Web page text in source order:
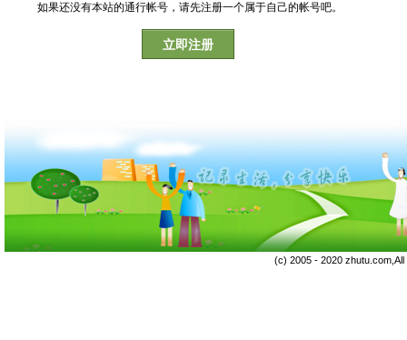
如果还没有本站的通行帐号，请先注册一个属于自己的帐号吧。
立即注册
(c) 2005 - 2020